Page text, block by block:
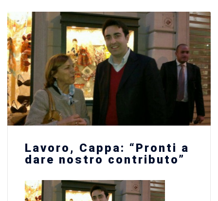
Lavoro, Cappa: “Pronti a
dare nostro contributo”